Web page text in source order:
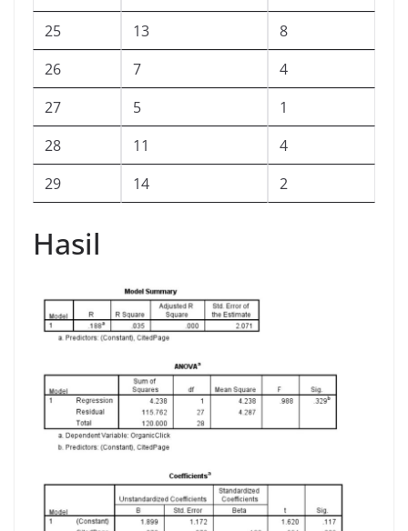
25
13
8
26
7
4
27
5
1
28
11
4
29
14 2
Hasil